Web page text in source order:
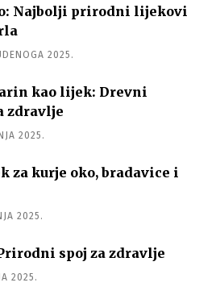
Najbolji prirodni lijekovi
2025.
kao lijek: Drevni
zdravlje
2025.
za kurje oko, bradavice i
2025.
spoj za zdravlje
2025.